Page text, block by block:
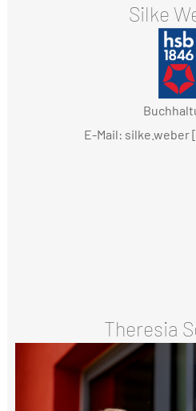
Silke
E-Mail: silke.weber
Theresia